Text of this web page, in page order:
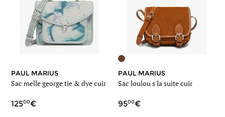
PAUL MARIUS
Sac melle george tie & dye cuir
12500
PAUL MARIUS
Sac loulou s la suite cuir
9500